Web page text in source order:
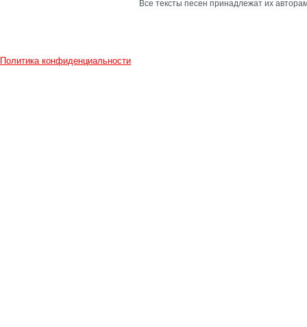
Все тексты песен принадлежат их
Политика конфиденциальности